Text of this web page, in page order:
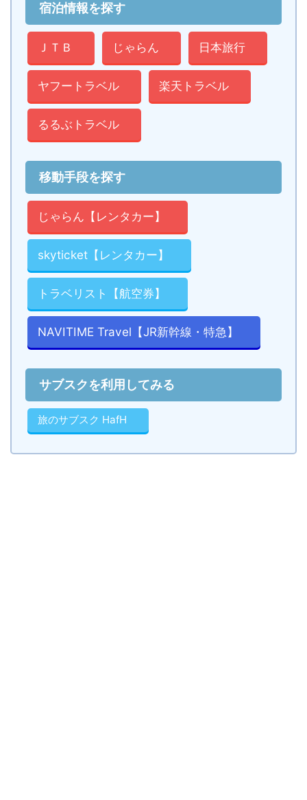
宿泊情報を探す
ＪＴＢ じゃらん 日本旅行
ヤフートラベル 楽天トラベル
るるぶトラベル
移動手段を探す
じゃらん【レンタカー】
skyticket【レンタカー】
トラベリスト【航空券】
NAVITIME Travel【JR新幹線・特急】
サブスクを利用してみる
旅のサブスク HafH